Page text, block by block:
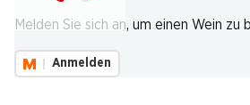
Melden Sie sich an, um einen Wein zu
Anmelden